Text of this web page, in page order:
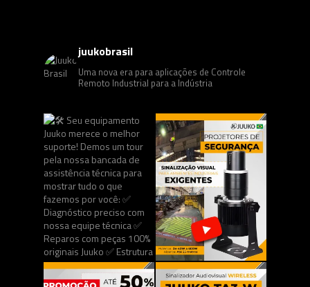
juukobrasil
Uma nova era para aplicações de Controle
Remoto Industrial para a Indústria